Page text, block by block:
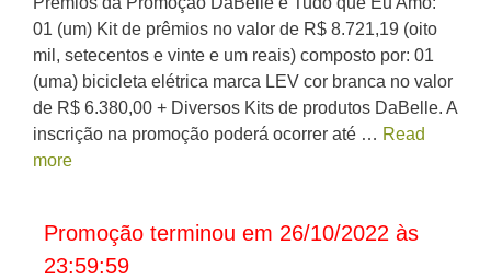
01 (um) Kit de prêmios no valor de R$ 8.721,19 (oito
mil, setecentos e vinte e um reais) composto por: 01
(uma) bicicleta elétrica marca LEV cor branca no valor
de R$ 6.380,00 + Diversos Kits de produtos DaBelle. A
inscrição na promoção poderá ocorrer até … Read
more
Promoção terminou em 26/10/2022 às
23:59:59